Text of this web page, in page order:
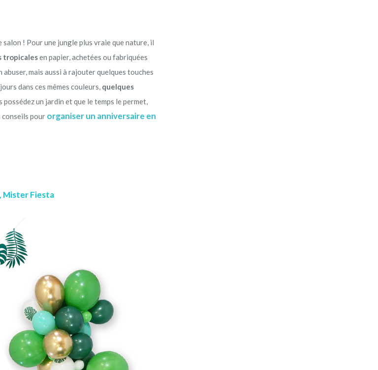
salon ! Pour une jungle plus vraie que nature, il
tropicalesen papier, achetées ou fabriquées
abuser, mais aussi à rajouter quelques touches
dans ces mêmes couleurs, quelques
un jardin et que le temps le permet,
pour organiser un anniversaire en
Mister Fiesta